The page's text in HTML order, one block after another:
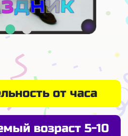
от часа
возраст 5-10